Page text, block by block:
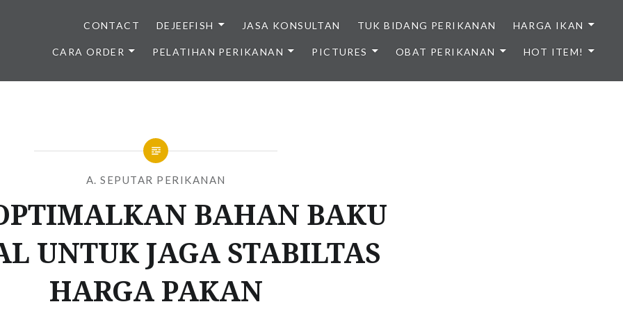
IKAN BERKUALITAS INDONESIA
CONTACT DEJEEFISH JASA KONSULTAN TUK BIDANG PERIKANAN HARGA IKAN
CARA ORDER PELATIHAN PERIKANAN PICTURES OBAT PERIKANAN HOT ITEM!
A. SEPUTAR PERIKANAN
BAHAN BAKU
UNTUK JAGA STABILTAS
HARGA PAKAN